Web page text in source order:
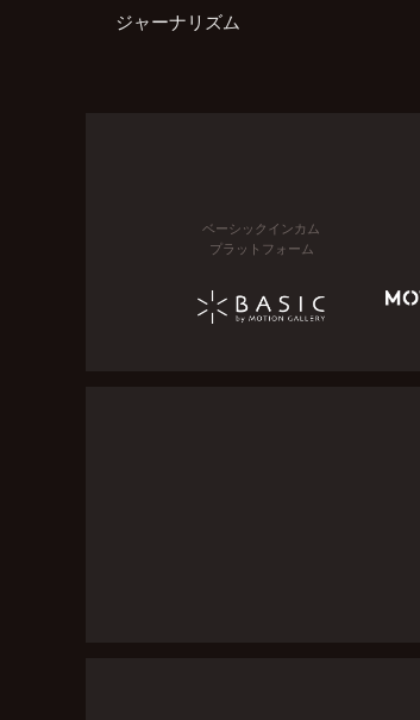
ジャーナリズム
ベーシックインカム
プラットフォーム